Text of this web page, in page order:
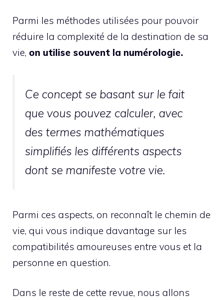
Parmi les méthodes utilisées pour pouvoir
réduire la complexité de la destination de sa
vie, on utilise souvent la numérologie.
Ce concept se basant sur le fait
que vous pouvez calculer, avec
des termes mathématiques
simplifiés les différents aspects
dont se manifeste votre vie.
Parmi ces aspects, on reconnaît le chemin de
vie, qui vous indique davantage sur les
compatibilités amoureuses entre vous et la
personne en question.
Dans le reste de cette revue, nous allons